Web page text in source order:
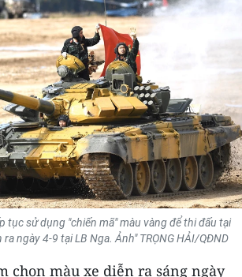
NGHỆ
TIN
SÂU
tục sử dụng "chiến mã" màu vàng để thi đấu tại
ngày 4-9 tại LB Nga. Ảnh" TRỌNG HẢI/QĐND
chọn màu xe diễn ra sáng ngày